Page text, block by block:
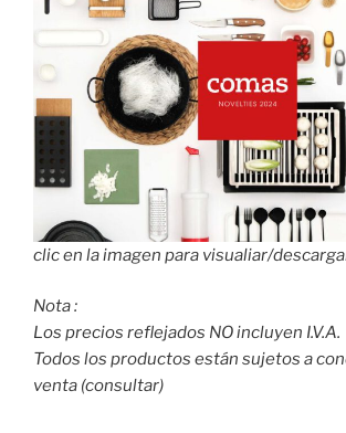
clic en la imagen para visualiar/
Nota :
Los precios reflejados NO incluyen I.V.A.
Todos los productos están sujetos a
venta (consultar)